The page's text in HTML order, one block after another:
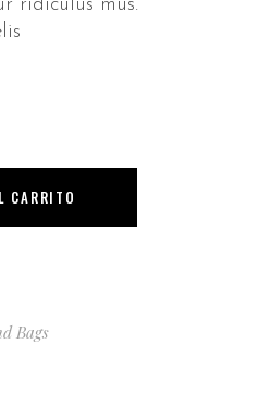
ridiculus mus.
CARRITO
Bags